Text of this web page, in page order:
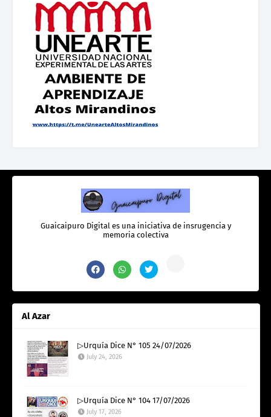
Guaicaipuro Digital es una iniciativa de insrugencia y
memoria colectiva
Al Azar
▷Urquía Dice N° 105 24/07/2026
July 24, 2026
▷Urquía Dice N° 104 17/07/2026
July 17, 2026